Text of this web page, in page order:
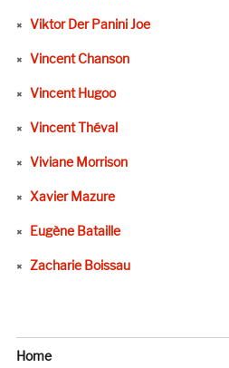
Viktor Der Panini Joe
Vincent Chanson
Vincent Hugoo
Vincent Théval
Viviane Morrison
Xavier Mazure
Eugène Bataille
Zacharie Boissau
Home